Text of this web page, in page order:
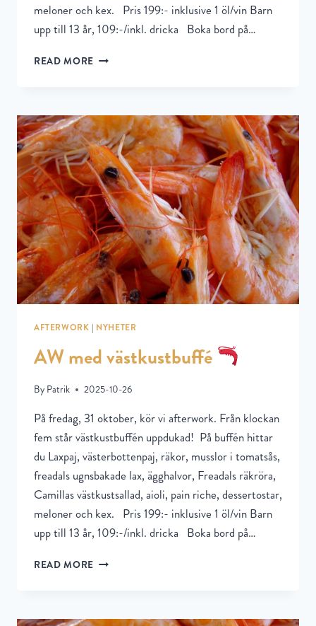
meloner och kex. Pris 199:- inklusive 1 öl/vin Barn
upp till 13 år, 109:-/inkl. dricka Boka bord på…
READ MORE
AFTERWORK | NYHETER
AW med västkustbuffé
By Patrik 2025-10-26
På fredag, 31 oktober, kör vi afterwork. Från klockan
fem står västkustbuffén uppdukad! På buffén hittar
du Laxpaj, västerbottenpaj, räkor, musslor i tomatsås,
freadals ugnsbakade lax, ägghalvor, Freadals räkröra,
Camillas västkustsallad, aioli, pain riche, dessertostar,
meloner och kex. Pris 199:- inklusive 1 öl/vin Barn
upp till 13 år, 109:-/inkl. dricka Boka bord på…
READ MORE